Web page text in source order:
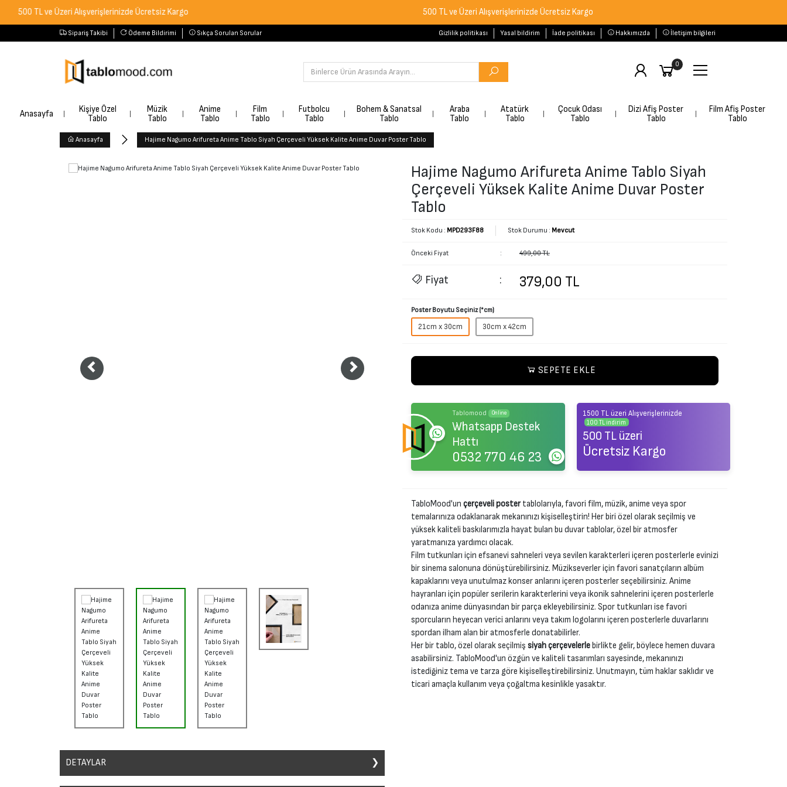
ve Üzeri Alışverişlerinizde Ücretsiz Kargo 500 TL ve Üzeri Alışverişlerinizde Ücretsiz Kargo
Sipariş Takibi Ödeme Bildirimi Sıkça Sorulan Sorular Gizlilik politikası Yasal bildirim İade politikası Hakkımızda İletişim bilgileri
0
Anasayfa
Kişiye Özel
Tablo
Müzik
Tablo
Anime
Tablo
Film
Tablo
Futbolcu
Tablo
Bohem & Sanatsal
Tablo
Araba
Tablo
Atatürk
Tablo
Çocuk Odası
Tablo
Dizi Afiş Poster
Tablo
Film Afiş Poster
Tablo
Anasayfa Hajime Nagumo Arifureta Anime Tablo Siyah Çerçeveli Yüksek Kalite Anime Duvar Poster Tablo
DETAYLAR
Sanatsal duvar posterleri, ev, ofis veya stüdyolar gibi herhangi bir alana dekoratif bir unsur eklemek
Hajime Nagumo Arifureta Anime Tablo Siyah
Çerçeveli Yüksek Kalite Anime Duvar Poster
Tablo
Stok Kodu : MPD293F88 Stok Durumu : Mevcut
Önceki Fiyat : 499,00 TL
Fiyat : 379,00 TL
Poster Boyutu Seçiniz (*cm)
21cm x 30cm 30cm x 42cm
SEPETE EKLE
Tablomood Online
Whatsapp Destek
Hattı
0532 770 46 23
1500 TL üzeri Alışverişlerinizde
100 TL indirim
500 TL üzeri
Ücretsiz Kargo
TabloMood'un çerçeveli postertablolarıyla, favori film, müzik, anime veya spor
temalarınıza odaklanarak mekanınızı kişiselleştirin! Her biri özel olarak seçilmiş ve
yüksek kaliteli baskılarımızla hayat bulan bu duvar tablolar, özel bir atmosfer
yaratmanıza yardımcı olacak.
Film tutkunları için efsanevi sahneleri veya sevilen karakterleri içeren posterlerle evinizi
bir sinema salonuna dönüştürebilirsiniz. Müzikseverler için favori sanatçıların albüm
kapaklarını veya unutulmaz konser anlarını içeren posterler seçebilirsiniz. Anime
hayranları için popüler serilerin karakterlerini veya ikonik sahnelerini içeren posterlerle
odanıza anime dünyasından bir parça ekleyebilirsiniz. Spor tutkunları ise favori
sporcuların heyecan verici anlarını veya takım logolarını içeren posterlerle duvarlarını
spordan ilham alan bir atmosferle donatabilirler.
Her bir tablo, özel olarak seçilmiş siyah çerçevelerlebirlikte gelir, böylece hemen duvara
asabilirsiniz. TabloMood'un özgün ve kaliteli tasarımları sayesinde, mekanınızı
istediğiniz tema ve tarza göre kişiselleştirebilirsiniz. Unutmayın, tüm haklar saklıdır ve
ticari amaçla kullanım veya çoğaltma kesinlikle yasaktır.